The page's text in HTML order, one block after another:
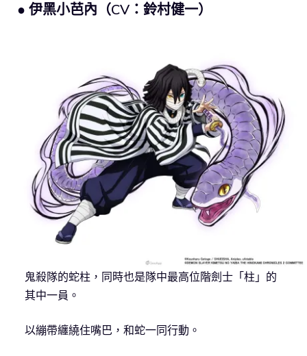
● 伊黑小芭內（CV：鈴村健一）
鬼殺隊的蛇柱，同時也是隊中最高位階劍士「柱」的
其中一員。
以繃帶纏繞住嘴巴，和蛇一同行動。